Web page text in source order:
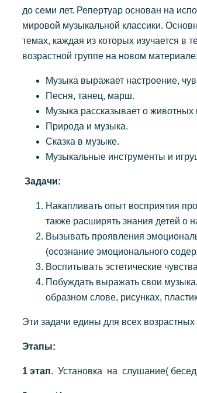
до семи лет. Репертуар основан на
мировой музыкальной классики.
темах, каждая из которых изучается в
возрастной группе на новом материале:
Музыка выражает настроение,
Песня, танец, марш.
Музыка рассказывает о животных
Природа и музыка.
Сказка в музыке.
Музыкальные инструменты и
Задачи:
Накапливать опыт восприятия
также расширять знания детей о
Вызывать проявления
(осознание эмоционального
Воспитывать эстетические
Побуждать выражать свои
образном слове, рисунках,
Эти задачи едины для всех возрастных
Этапы:
1 этап. Установка на слушание(